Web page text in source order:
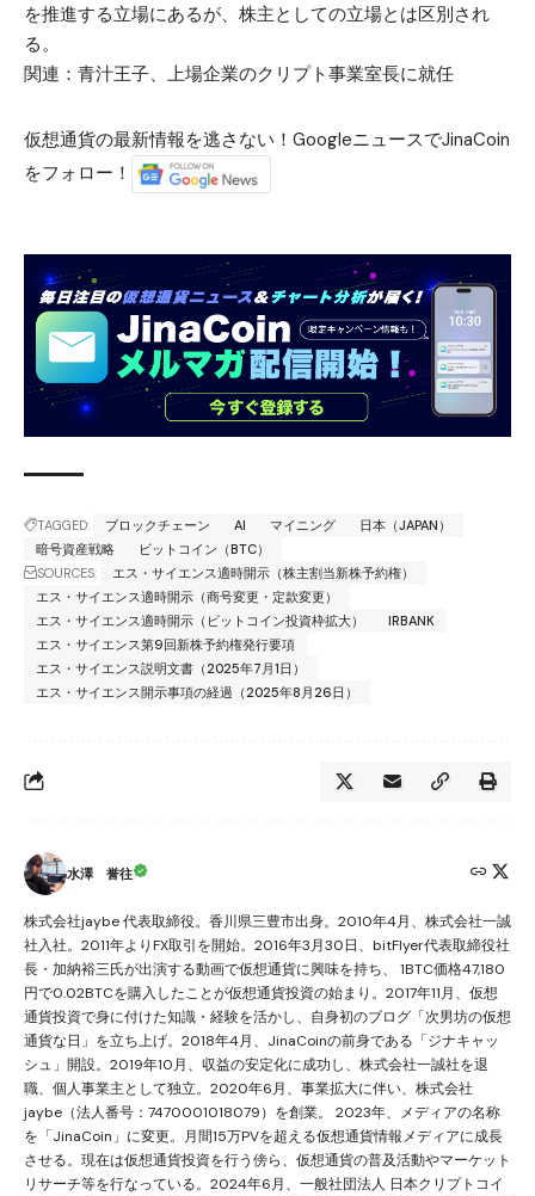
を推進する立場にあるが、株主としての立場とは区別され
る。
関連： 青汁王子、上場企業のクリプト事業室長に就任
仮想通貨の最新情報を逃さない！GoogleニュースでJinaCoin
をフォロー！
TAGGED: ブロックチェーン AI マイニング
日本（JAPAN）
暗号資産戦略
ビットコイン（BTC）
SOURCES:
エス・サイエンス適時開示（株主割当新株予約権）
エス・サイエンス適時開示（商号変更・定款変更）
エス・サイエンス適時開示（ビットコイン投資枠拡大）
IRBANK
エス・サイエンス第9回新株予約権発行要項
エス・サイエンス説明文書（2025年7月1日）
エス・サイエンス開示事項の経過（2025年8月26日）
水澤 誉往
株式会社jaybe 代表取締役。香川県三豊市出身。2010年4月、株式会社一誠
社入社。2011年よりFX取引を開始。2016年3月30日、bitFlyer代表取締役社
長・加納裕三氏が出演する動画で仮想通貨に興味を持ち、 1BTC価格47,180
円で0.02BTCを購入したことが仮想通貨投資の始まり。2017年11月、仮想
通貨投資で身に付けた知識・経験を活かし、自身初のブログ「次男坊の仮想
通貨な日」を立ち上げ。2018年4月、JinaCoinの前身である「ジナキャッ
シュ」開設。2019年10月、収益の安定化に成功し、株式会社一誠社を退
職、個人事業主として独立。2020年6月、事業拡大に伴い、株式会社
jaybe（法人番号：7470001018079）を創業。 2023年、メディアの名称
を「JinaCoin」に変更。月間15万PVを超える仮想通貨情報メディアに成長
させる。現在は仮想通貨投資を行う傍ら、仮想通貨の普及活動やマーケット
リサーチ等を行なっている。2024年6月、一般社団法人 日本クリプトコイ